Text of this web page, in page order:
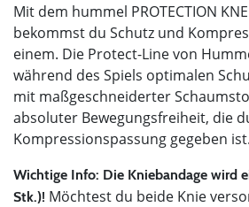
Mit dem hummel PROTECTION
bekommst du Schutz und
einem. Die Protect-Line von
während des Spiels optimalen
mit maßgeschneiderter
absoluter Bewegungsfreiheit, die
Kompressionspassung gegeben ist.
Wichtige Info: Die Kniebandage wird
Stk.)! Möchtest du beide Knie